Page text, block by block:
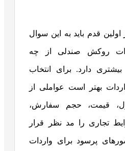
اولین قدم باید به این سوال
روکش صندلی از چه
دارد. برای انتخاب
بهتر است عواملی از
قیمت، حجم سفارش،
تجاری را مد نظر قرار
پرسود برای واردات